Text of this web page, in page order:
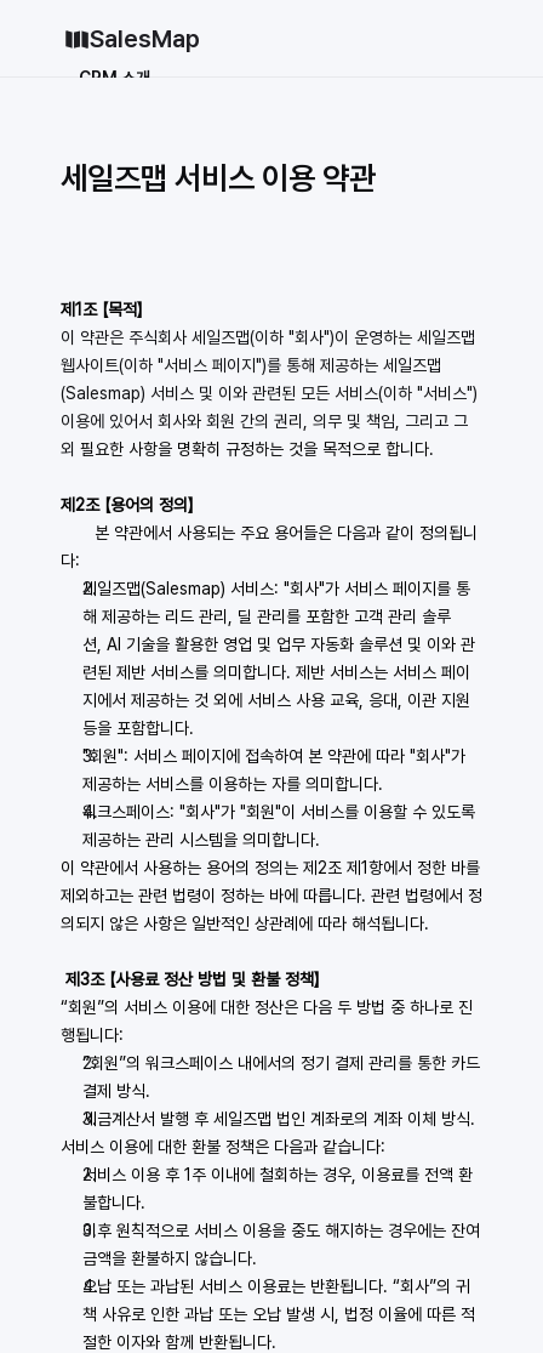
SalesMap
vs 세일즈포스 vs 허브스팟
CRM 소개
블로그
가격
why CRM
로그인 무료로 시작하기
세일즈맵 서비스 이용 약관
제1조 【목적】
이 약관은 주식회사 세일즈맵(이하 "회사")이 운영하는 세일즈맵
웹사이트(이하 "서비스 페이지")를 통해 제공하는 세일즈맵
(Salesmap) 서비스 및 이와 관련된 모든 서비스(이하 "서비스")
이용에 있어서 회사와 회원 간의 권리, 의무 및 책임, 그리고 그
외 필요한 사항을 명확히 규정하는 것을 목적으로 합니다.
제2조 【용어의 정의】
본 약관에서 사용되는 주요 용어들은 다음과 같이 정의됩니
다:
세일즈맵(Salesmap) 서비스: "회사"가 서비스 페이지를 통
해 제공하는 리드 관리, 딜 관리를 포함한 고객 관리 솔루
션, AI 기술을 활용한 영업 및 업무 자동화 솔루션 및 이와 관
련된 제반 서비스를 의미합니다. 제반 서비스는 서비스 페이
지에서 제공하는 것 외에 서비스 사용 교육, 응대, 이관 지원
등을 포함합니다.
"회원": 서비스 페이지에 접속하여 본 약관에 따라 "회사"가
제공하는 서비스를 이용하는 자를 의미합니다.
워크스페이스: "회사"가 "회원"이 서비스를 이용할 수 있도록
제공하는 관리 시스템을 의미합니다.
이 약관에서 사용하는 용어의 정의는 제2조 제1항에서 정한 바를
제외하고는 관련 법령이 정하는 바에 따릅니다. 관련 법령에서 정
의되지 않은 사항은 일반적인 상관례에 따라 해석됩니다.
제3조 【사용료 정산 방법 및 환불 정책】
“회원”의 서비스 이용에 대한 정산은 다음 두 방법 중 하나로 진
행됩니다:
“회원”의 워크스페이스 내에서의 정기 결제 관리를 통한 카드
결제 방식.
세금계산서 발행 후 세일즈맵 법인 계좌로의 계좌 이체 방식.
서비스 이용에 대한 환불 정책은 다음과 같습니다:
서비스 이용 후 1주 이내에 철회하는 경우, 이용료를 전액 환
불합니다.
이후 원칙적으로 서비스 이용을 중도 해지하는 경우에는 잔여
금액을 환불하지 않습니다.
오납 또는 과납된 서비스 이용료는 반환됩니다. “회사”의 귀
책 사유로 인한 과납 또는 오납 발생 시, 법정 이율에 따른 적
절한 이자와 함께 반환됩니다.